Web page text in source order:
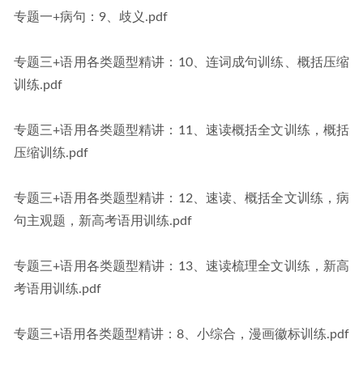
专题一+病句：9、歧义.pdf
专题三+语用各类题型精讲：10、连词成句训练、概括压缩
训练.pdf
专题三+语用各类题型精讲：11、速读概括全文训练，概括
压缩训练.pdf
专题三+语用各类题型精讲：12、速读、概括全文训练，病
句主观题，新高考语用训练.pdf
专题三+语用各类题型精讲：13、速读梳理全文训练，新高
考语用训练.pdf
专题三+语用各类题型精讲：8、小综合，漫画徽标训练.pdf